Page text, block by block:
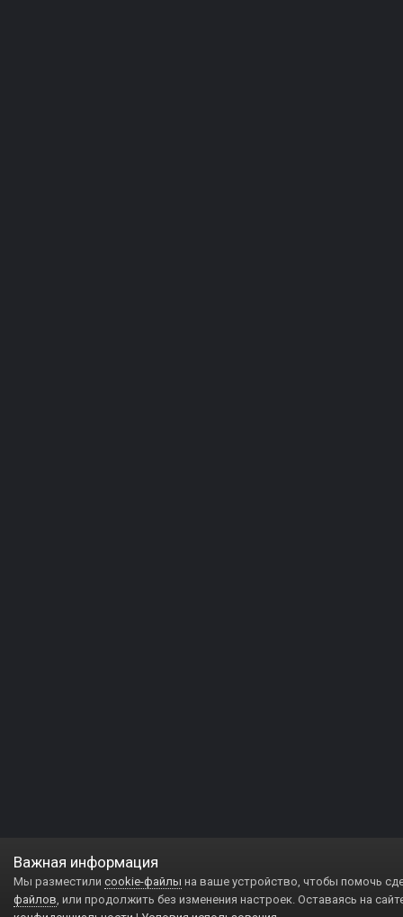
Важная информация
Мы разместили cookie-файлы на ваше устройство, чтобы помочь
файлов, или продолжить без изменения настроек. Оставаясь на